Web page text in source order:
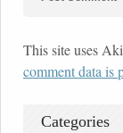
This site uses
comment data is
Categories